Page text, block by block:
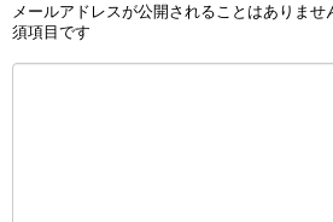
メールアドレスが公開されることはありませ
須項目です